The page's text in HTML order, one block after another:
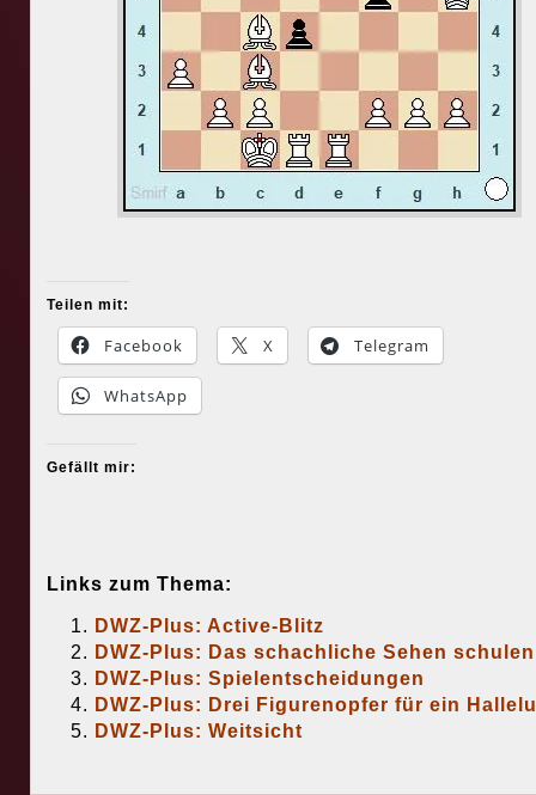
Teilen mit:
Facebook X Telegram
WhatsApp
Gefällt mir:
Links zum Thema:
DWZ-Plus: Active-Blitz
DWZ-Plus: Das schachliche Sehen schulen
DWZ-Plus: Spielentscheidungen
DWZ-Plus: Drei Figurenopfer für ein
DWZ-Plus: Weitsicht